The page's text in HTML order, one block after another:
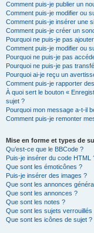
Comment puis-je publier un
Comment puis-je modifier ou
Comment puis-je insérer une
Comment puis-je créer un
Pourquoi ne puis-je pas
Comment puis-je modifier ou
Pourquoi ne puis-je pas
Pourquoi ne puis-je pas
Pourquoi ai-je reçu un
Comment puis-je rapporter
À quoi sert le bouton «
sujet ?
Pourquoi mon message a-t-il
Comment puis-je remonter
Mise en forme et types de
Qu’est-ce que le BBCode ?
Puis-je insérer du code HTML
Que sont les émoticônes ?
Puis-je insérer des images ?
Que sont les annonces
Que sont les annonces ?
Que sont les notes ?
Que sont les sujets verrouillés
Que sont les icônes de sujet ?